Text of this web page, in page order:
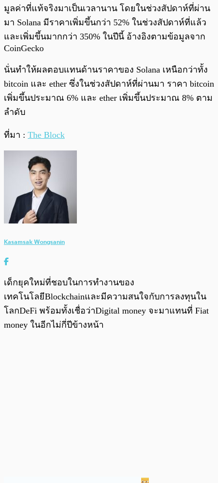
มูลค่าที่แท้จริงมาเป็นเวลานาน โดยในช่วงสัปดาห์ที่ผ่าน
มา Solana มีราคาเพิ่มขึ้นกว่า 52% ในช่วงสัปดาห์ที่แล้ว
และเพิ่มขึ้นมากกว่า 350% ในปีนี้ อ้างอิงตามข้อมูลจาก
CoinGecko
นั่นทำให้ผลตอบแทนด้านราคาของ Solana เหนือกว่าทั้ง
bitcoin และ ether ซึ่งในช่วงสัปดาห์ที่ผ่านมา ราคา bitcoin
เพิ่มขึ้นประมาณ 6% และ ether เพิ่มขึ้นประมาณ 8% ตาม
ลำดับ
ที่มา : The Block
Kasamsak Wongsanin
เด็กยุคใหม่ที่ชอบในการทำงานของ
เทคโนโลยีBlockchainและมีความสนใจกับการลงทุนใน
โลกDeFi พร้อมทั้งเชื่อว่าDigital money จะมาแทนที่ Fiat
money ในอีกไม่กี่ปีข้างหน้า